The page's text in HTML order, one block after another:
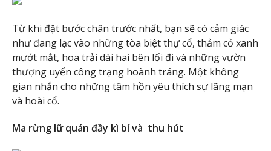
Từ khi đặt bước chân trước nhất, bạn sẽ có cảm giác
như đang lạc vào những tòa biệt thự cổ, thảm cỏ xanh
mướt mắt, hoa trải dài hai bên lối đi và những vườn
thượng uyển công trạng hoành tráng. Một không
gian nhẵn cho những tâm hồn yêu thích sự lãng mạn
và hoài cổ.
Ma rừng lữ quán đầy kì bí và thu hút